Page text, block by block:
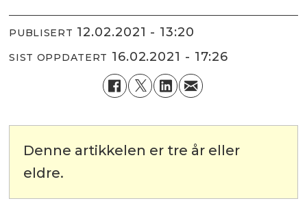
PUBLISERT 12.02.2021 - 13:20
SIST OPPDATERT 16.02.2021 - 17:26
Denne artikkelen er tre år eller
eldre.